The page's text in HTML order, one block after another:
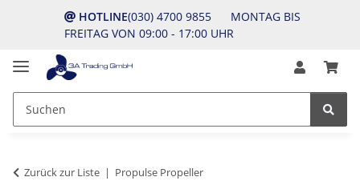
HOTLINE(030) 4700 9855 MONTAG BIS
FREITAG VON 09:00 - 17:00 UHR
Zurück zur Liste Propulse Propeller